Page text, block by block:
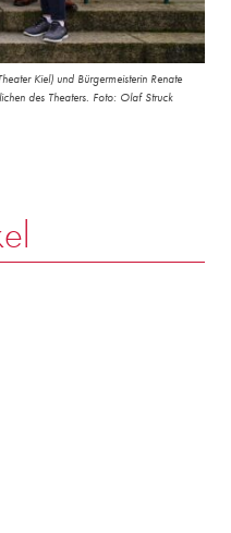
Kiel) und Bürgermeisterin Renate
des Theaters. Foto: Olaf Struck